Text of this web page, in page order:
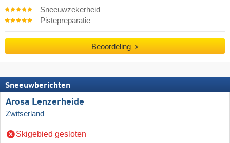
Sneeuwzekerheid
Pistepreparatie
Beoordeling
Sneeuwberichten
Arosa Lenzerheide
Zwitserland
Skigebied gesloten